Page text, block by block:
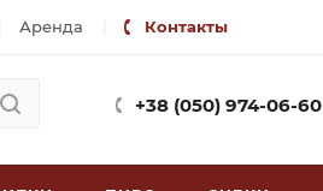
Аренда Контакты
+38 (050) 974-06-60